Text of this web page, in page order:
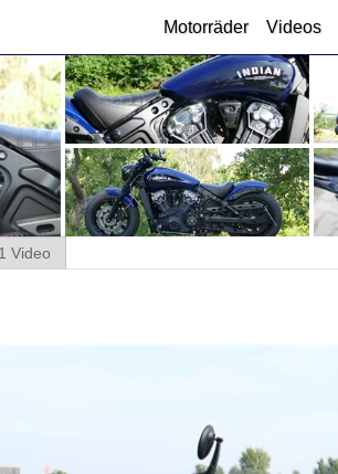
Motorräder Videos
1 Video